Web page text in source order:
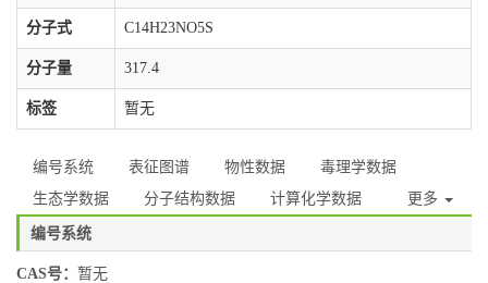
分子式 C14H23NO5S
分子量 317.4
标签 暂无
编号系统 表征图谱 物性数据
毒理学数据
生态学数据
分子结构数据 计算化学数据 更多
编号系统
CAS号： 暂无